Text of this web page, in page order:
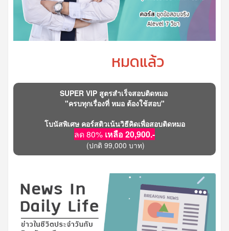
หมดแล้ว
SUPER VIP สูตรสำเร็จสอบติดหมอ
"ครบทุกเรื่องที่ หมอ ต้องใช้สอบ"
โบนัสพิเศษ คอร์สติวเน้นวิธีคิดเพื่อสอบติดหมอ
ลด 80% เหลือ 20,900.-
(ปกติ 99,000 บาท)